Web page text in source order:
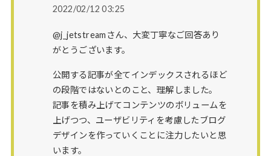
2022/02/12 03:25
@j_jetstreamさん、大変丁寧なご回答あり
がとうございます。
公開する記事が全てインデックスされるほど
の段階ではないとのこと、理解しました。
記事を積み上げてコンテンツのボリュームを
上げつつ、ユーザビリティを考慮したブログ
デザインを作っていくことに注力したいと思
います。